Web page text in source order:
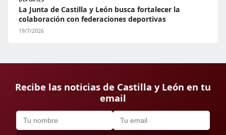
La Junta de Castilla y León busca fortalecer la
colaboración con federaciones deportivas
19/7/2026
Recibe las noticias de Castilla y León en tu
email